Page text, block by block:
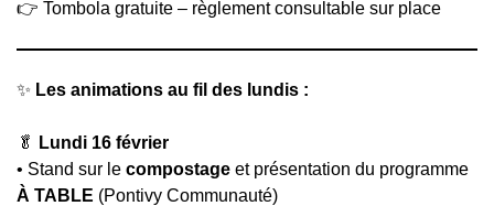
👉 Tombola gratuite – règlement consultable sur place
✨ Les animations au fil des lundis :
🥬
Lundi 16 février
• Stand sur le compostage et présentation du programme
À TABLE (Pontivy Communauté)